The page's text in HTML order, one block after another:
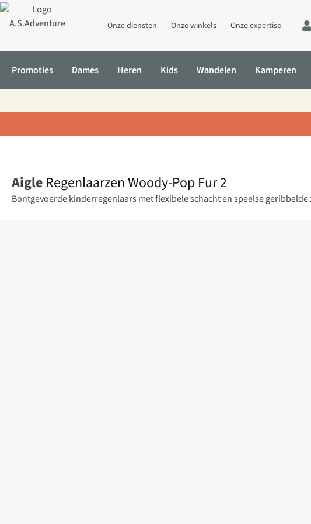
Onze diensten Onze winkels Onze expertise
Promoties Dames Heren Kids Wandelen Kamperen
Aigle Regenlaarzen Woody-Pop Fur 2
Bontgevoerde kinderregenlaars met flexibele schacht en speelse